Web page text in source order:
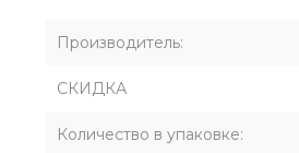
Производитель:
СКИДКА
Количество в упаковке: